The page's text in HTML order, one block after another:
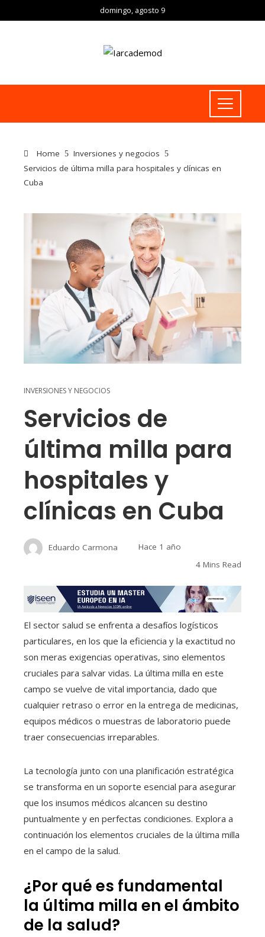
domingo, agosto 9
Home
Inversiones y negocios
Servicios de última milla para hospitales y clínicas en
Cuba
INVERSIONES Y NEGOCIOS
Servicios de
última milla para
hospitales y
clínicas en Cuba
Eduardo Carmona
Hace 1 año
4 Mins Read
El sector salud se enfrenta a desafíos logísticos
particulares, en los que la eficiencia y la exactitud no
son meras exigencias operativas, sino elementos
cruciales para salvar vidas. La última milla en este
campo se vuelve de vital importancia, dado que
cualquier retraso o error en la entrega de medicinas,
equipos médicos o muestras de laboratorio puede
traer consecuencias irreparables.
La tecnología junto con una planificación estratégica
se transforma en un soporte esencial para asegurar
que los insumos médicos alcancen su destino
puntualmente y en perfectas condiciones. Explora a
continuación los elementos cruciales de la última milla
en el campo de la salud.
¿Por qué es fundamental
la última milla en el ámbito
de la salud?